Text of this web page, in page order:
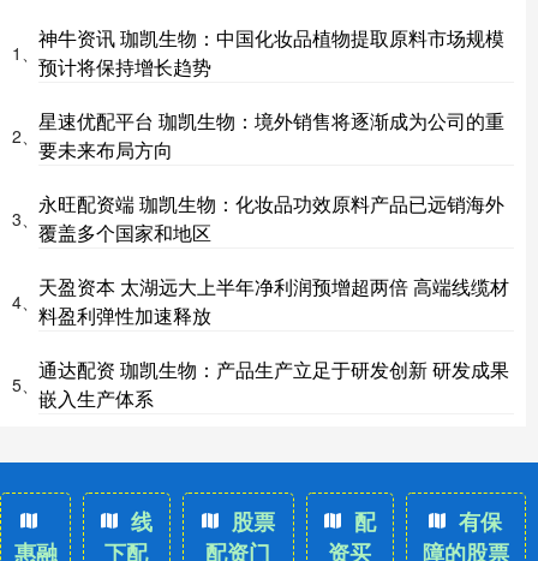
1、
神牛资讯 珈凯生物：中国化妆品植物提取原料市场规模
预计将保持增长趋势
2、
星速优配平台 珈凯生物：境外销售将逐渐成为公司的重
要未来布局方向
3、
永旺配资端 珈凯生物：化妆品功效原料产品已远销海外
覆盖多个国家和地区
4、
天盈资本 太湖远大上半年净利润预增超两倍 高端线缆材
料盈利弹性加速释放
5、
通达配资 珈凯生物：产品生产立足于研发创新 研发成果
嵌入生产体系
惠融
线
下配
股票
配资门
配
资买
有保
障的股票